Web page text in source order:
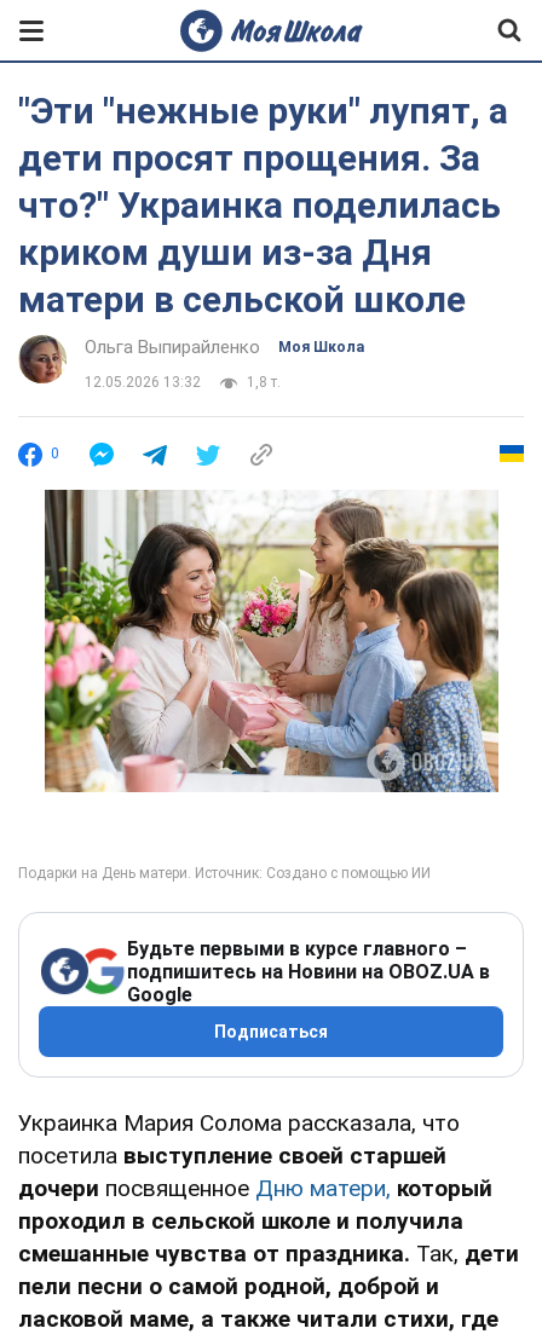
"Эти "нежные руки" лупят, а
дети просят прощения. За
что?" Украинка поделилась
криком души из-за Дня
матери в сельской школе
Ольга Выпирайленко Моя Школа
12.05.2026 13:32 1,8 т.
0
Будьте первыми в курсе главного –
подпишитесь на Новини на OBOZ.UA в
Google
Подписаться
Украинка Мария Солома рассказала, что
посетила выступление своей старшей
дочери посвященное Дню матери, который
проходил в сельской школе и получила
смешанные чувства от праздника. Так, дети
пели песни о самой родной, доброй и
ласковой маме, а также читали стихи, где